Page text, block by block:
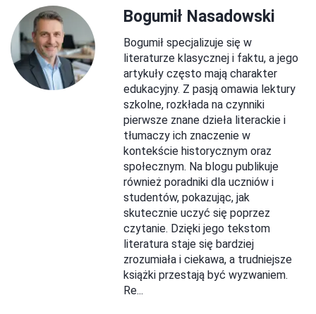
Bogumił Nasadowski
Bogumił specjalizuje się w
literaturze klasycznej i faktu, a jego
artykuły często mają charakter
edukacyjny. Z pasją omawia lektury
szkolne, rozkłada na czynniki
pierwsze znane dzieła literackie i
tłumaczy ich znaczenie w
kontekście historycznym oraz
społecznym. Na blogu publikuje
również poradniki dla uczniów i
studentów, pokazując, jak
skutecznie uczyć się poprzez
czytanie. Dzięki jego tekstom
literatura staje się bardziej
zrozumiała i ciekawa, a trudniejsze
książki przestają być wyzwaniem.
Re...